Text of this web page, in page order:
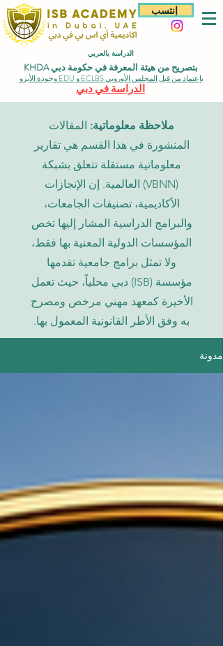
إنتسب
الدراسة بالعربي
بتصريح من هيئة المعرفة في حكومة دبي KHDA
بإعتماد من قبل المجلس الأوروبي ECLBS و EDU وجودة الأيزو
الدراسة في دبي
ملاحظة معلوماتية: المقالات
المنشورة في هذا القسم هي تقارير
معلوماتية مستقلة تتعلق بشبكة
(VBNN) العالمية. إن الإنجازات
الأكاديمية، تصنيفات الجامعات،
والبرامج الدراسية المشار إليها تخص
المؤسسات الدولية المعنية بها فقط،
ولا تمثل برامج جامعية تقدمها
مؤسسة (ISB) دبي محلياً، حيث تعمل
الأخيرة كمعهد مهني مرخص ومصرح
به وفق الأطر القانونية المعمول بها.
مدونة